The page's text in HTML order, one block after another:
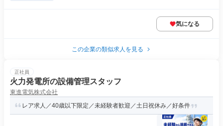
気になる
この企業の類似求人を見る
正社員
火力発電所の設備管理スタッフ
東進電気株式会社
レア求人／40歳以下限定／未経験者歓迎／土日祝休み／好条件